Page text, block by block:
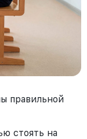
правильной
стоять на